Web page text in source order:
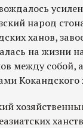
народ
ханов,
на жизни
между собой,
Кокандского